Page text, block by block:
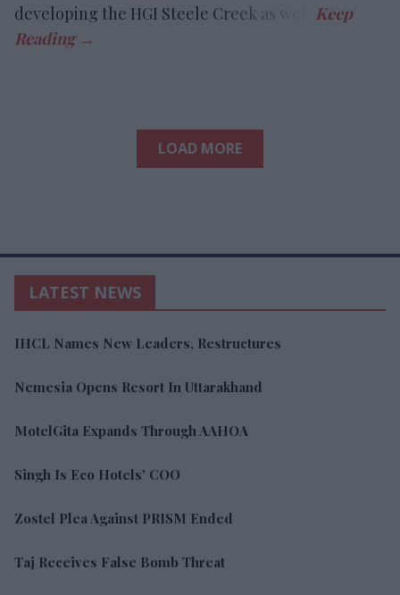
developing the HGI Steele Creek as well.
LOAD MORE
LATEST NEWS
IHCL Names New Leaders, Restructures
Nemesia Opens Resort In Uttarakhand
MotelGita Expands Through AAHOA
Singh Is Eco Hotels' COO
Zostel Plea Against PRISM Ended
Taj Receives False Bomb Threat